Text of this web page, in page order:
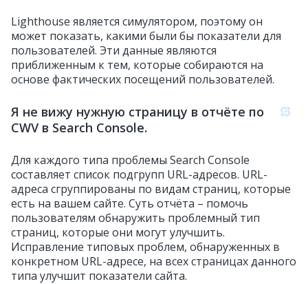
Lighthouse является симулятором, поэтому он
может показать, какими были бы показатели для
пользователей. Эти данные являются
приближенным к тем, которые собираются на
основе фактических посещений пользователей.
Я не вижу нужную страницу в отчёте по
CWV в Search Console.
Для каждого типа проблемы Search Console
составляет список подгрупп URL-адресов. URL-
адреса сгруппированы по видам страниц, которые
есть на вашем сайте. Суть отчёта – помочь
пользователям обнаружить проблемный тип
страниц, которые они могут улучшить.
Исправление типовых проблем, обнаруженных в
конкретном URL-адресе, на всех страницах данного
типа улучшит показатели сайта.